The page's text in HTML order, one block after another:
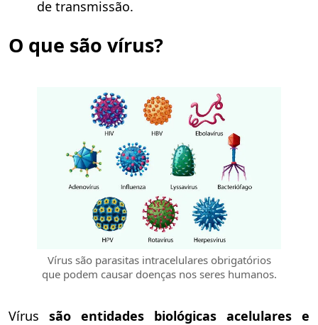
de transmissão.
O que são vírus?
Vírus são parasitas intracelulares obrigatórios
que podem causar doenças nos seres humanos.
Vírus são entidades biológicas acelulares e